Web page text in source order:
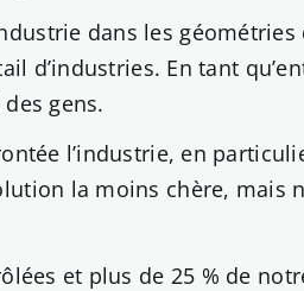
dans les
d’industries. En tant
gens.
l’industrie, en
la moins chère, mais
et plus de 25 % de